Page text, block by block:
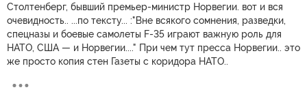
Столтенберг, бывший премьер-министр Норвегии. вот и вся
очевидность.. ...по тексту... :"Вне всякого сомнения, разведки,
спецназы и боевые самолеты F-35 играют важную роль для
НАТО, США — и Норвегии...." При чем тут пресса Норвегии.. это
же просто копия стен Газеты с коридора НАТО..